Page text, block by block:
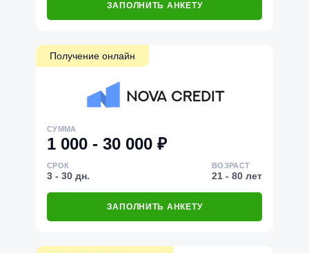
ЗАПОЛНИТЬ АНКЕТУ
Получение онлайн
СУММА
1 000 - 30 000 ₽
СРОК
3 - 30 дн.
ВОЗРАСТ
21 - 80 лет
ЗАПОЛНИТЬ АНКЕТУ